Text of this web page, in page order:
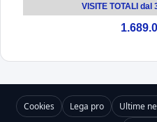
VISITE TOTALI dal
Cookies Lega pro Ultime